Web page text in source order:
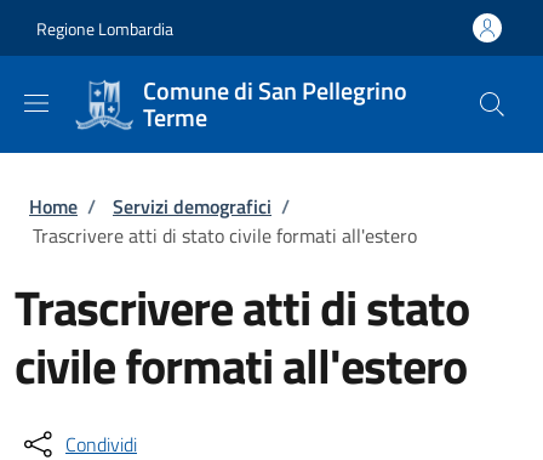
Regione Lombardia
Comune di San Pellegrino
Terme
Briciole di pane
Home / Servizi demografici /
Trascrivere atti di stato civile formati all'estero
Trascrivere atti di stato
civile formati all'estero
Condividi